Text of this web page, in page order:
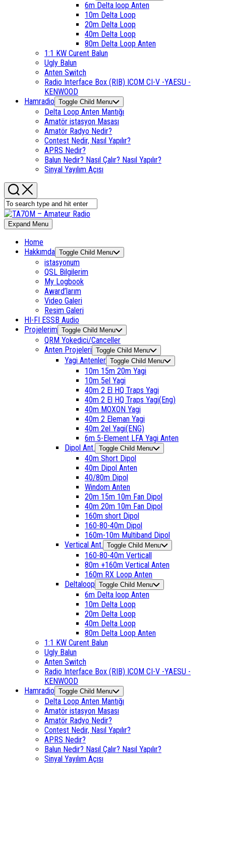
6m Delta loop Anten
10m Delta Loop
20m Delta Loop
40m Delta Loop
80m Delta Loop Anten
1:1 KW Curent Balun
Ugly Balun
Anten Switch
Radio Interface Box (RIB) ICOM CI-V -YAESU -
KENWOOD
Hamradio Toggle Child Menu
Delta Loop Anten Mantığı
Amatör istasyon Masası
Amatör Radyo Nedir?
Contest Nedir, Nasıl Yapılır?
APRS Nedir?
Balun Nedir? Nasıl Çalır? Nasıl Yapılır?
Sinyal Yayılım Açısı
Expand Menu
Home
Hakkımda Toggle Child Menu
istasyonum
QSL Bilgilerim
My Logbook
Award’larım
Video Galeri
Resim Galeri
HI-FI ESSB Audio
Projelerim Toggle Child Menu
QRM Yokedici/Canceller
Anten Projeleri Toggle Child Menu
Yagi Antenler Toggle Child Menu
10m 15m 20m Yagi
10m 5el Yagi
40m 2 El HQ Traps Yagi
40m 2 El HQ Traps Yagi(Eng)
40m MOXON Yagi
40m 2 Eleman Yagi
40m 2el Yagi(ENG)
6m 5-Element LFA Yagi Anten
Dipol Ant. Toggle Child Menu
40m Short Dipol
40m Dipol Anten
40/80m Dipol
Windom Anten
20m 15m 10m Fan Dipol
40m 20m 10m Fan Dipol
160m short Dipol
160-80-40m Dipol
160m-10m Multiband Dipol
Vertical Ant. Toggle Child Menu
160-80-40m Verticall
80m +160m Vertical Anten
160m RX Loop Anten
Deltaloop Toggle Child Menu
6m Delta loop Anten
10m Delta Loop
20m Delta Loop
40m Delta Loop
80m Delta Loop Anten
1:1 KW Curent Balun
Ugly Balun
Anten Switch
Radio Interface Box (RIB) ICOM CI-V -YAESU -
KENWOOD
Hamradio Toggle Child Menu
Delta Loop Anten Mantığı
Amatör istasyon Masası
Amatör Radyo Nedir?
Contest Nedir, Nasıl Yapılır?
APRS Nedir?
Balun Nedir? Nasıl Çalır? Nasıl Yapılır?
Sinyal Yayılım Açısı